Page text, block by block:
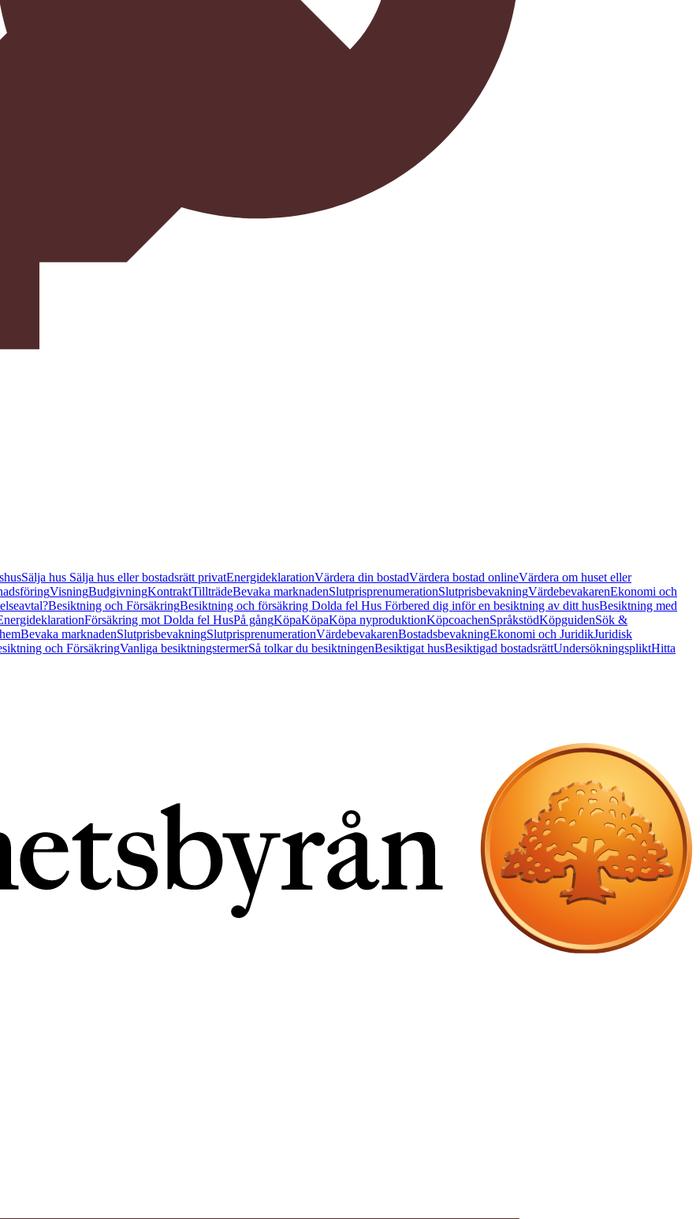
Sälja hus Sälja hus eller bostadsrätt privatEnergideklarationVärdera din bostadVärdera bostad onlineVärdera om huset eller
VisningBudgivningKontraktTillträdeBevaka marknadenSlutprisprenumerationSlutprisbevakningVärdebevakarenEkonomi och
Besiktning och FörsäkringBesiktning och försäkring Dolda fel Hus Förbered dig inför en besiktning av ditt husBesiktning med
Försäkring mot Dolda fel HusPå gångKöpaKöpaKöpa nyproduktionKöpcoachenSpråkstödKöpguidenSök &
Bevaka marknadenSlutprisbevakningSlutprisprenumerationVärdebevakarenBostadsbevakningEkonomi och JuridikJuridisk
och FörsäkringVanliga besiktningstermerSå tolkar du besiktningenBesiktigat husBesiktigad bostadsrättUndersökningspliktHitta